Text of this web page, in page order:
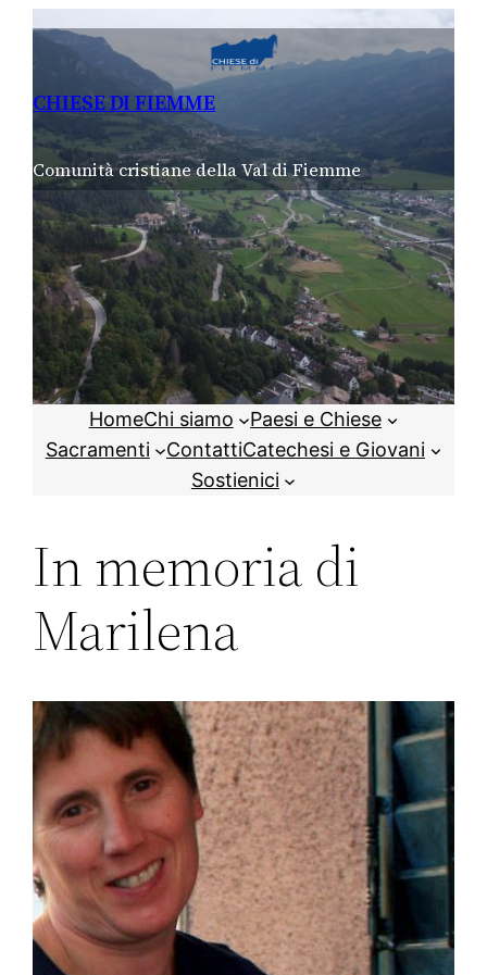
CHIESE DI FIEMME
Comunità cristiane della Val di Fiemme
HomeChi siamo
Paesi e Chiese
Sacramenti
ContattiCatechesi e Giovani
Sostienici
In memoria di
Marilena